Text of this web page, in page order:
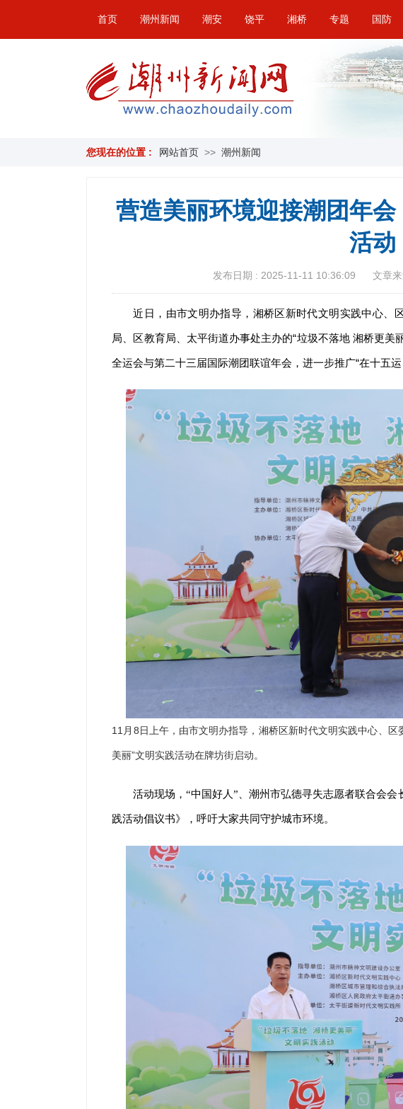
首页 潮州新闻 潮安 饶平 湘桥 专题 国防
您现在的位置 : 网站首页 >> 潮州新闻
营造美丽环境迎接潮团年
活动
发布日期 : 2025-11-11 10:36:09 文章
近日，由市文明办指导，湘桥区新时代文明实践中心、
局、区教育局、太平街道办事处主办的“垃圾不落地 湘桥更
全运会与第二十三届国际潮团联谊年会，进一步推广“在十五运
11月8日上午，由市文明办指导，湘桥区新时代文明实践中心、
美丽”文明实践活动在牌坊街启动。
活动现场，“中国好人”、潮州市弘德寻失志愿者联合会
践活动倡议书》，呼吁大家共同守护城市环境。